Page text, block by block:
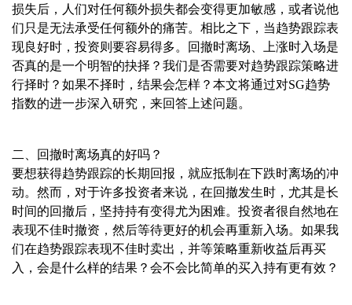
损失后，人们对任何额外损失都会变得更加敏感，或者说他
们只是无法承受任何额外的痛苦。相比之下，当趋势跟踪表
现良好时，投资则要容易得多。回撤时离场、上涨时入场是
否真的是一个明智的抉择？我们是否需要对趋势跟踪策略进
行择时？如果不择时，结果会怎样？本文将通过对SG趋势
指数的进一步深入研究，来回答上述问题。
二、回撤时离场真的好吗？
要想获得趋势跟踪的长期回报，就应抵制在下跌时离场的冲
动。然而，对于许多投资者来说，在回撤发生时，尤其是长
时间的回撤后，坚持持有变得尤为困难。投资者很自然地在
表现不佳时撤资，然后等待更好的机会再重新入场。如果我
们在趋势跟踪表现不佳时卖出，并等策略重新收益后再买
入，会是什么样的结果？会不会比简单的买入持有更有效？